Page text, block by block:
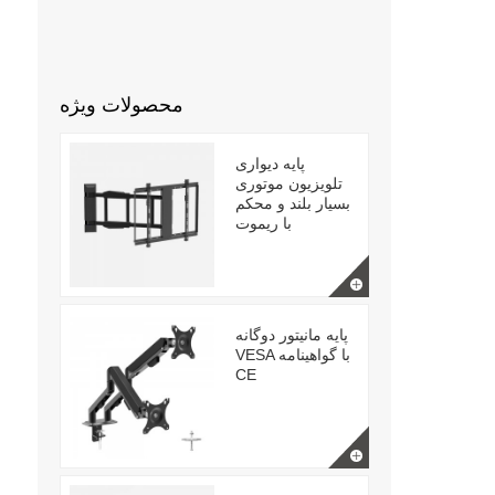
محصولات ویژه
پایه دیواری
تلویزیون موتوری
بسیار بلند و محکم
با ریموت
پایه مانیتور دوگانه
VESA با گواهینامه
CE